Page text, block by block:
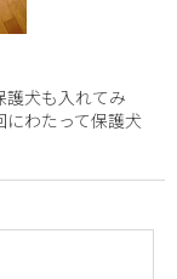
犬も入れてみ
にわたって保護犬